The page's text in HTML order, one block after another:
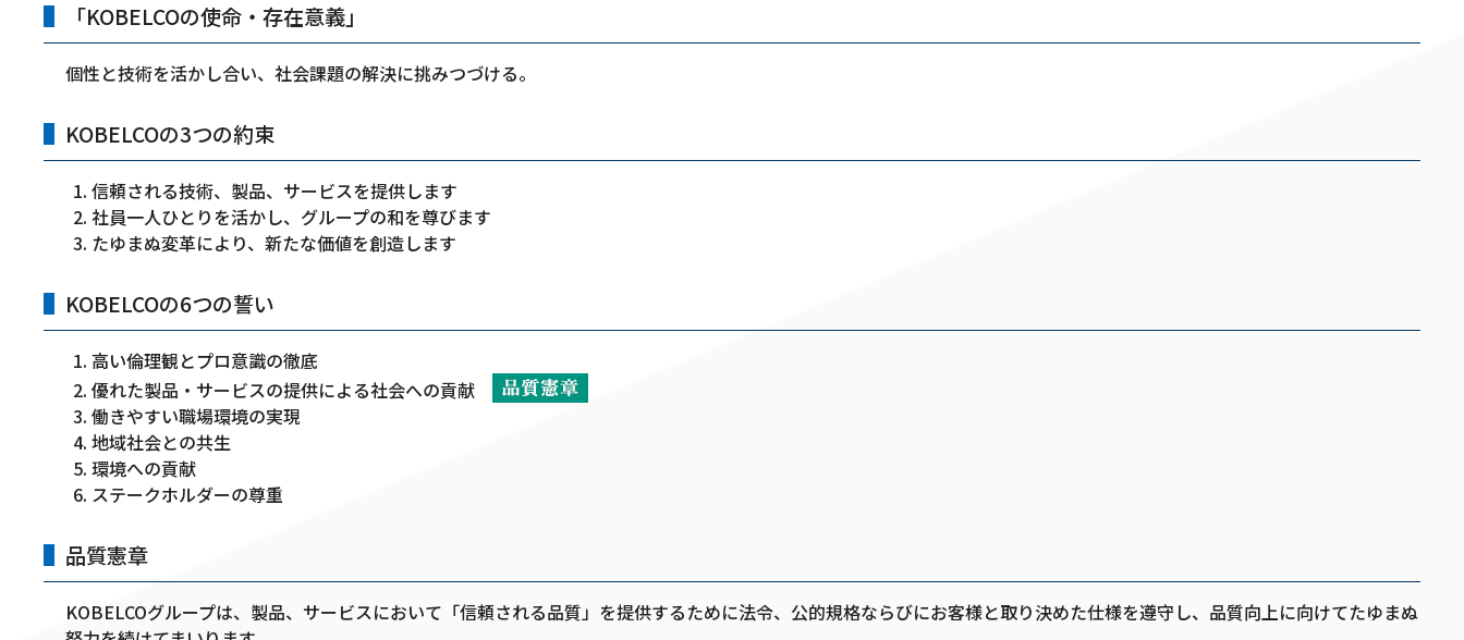
「KOBELCOの使命・存在意義」
個性と技術を活かし合い、社会課題の解決に挑みつづける。
KOBELCOの3つの約束
信頼される技術、製品、サービスを提供します
社員一人ひとりを活かし、グループの和を尊びます
たゆまぬ変革により、新たな価値を創造します
KOBELCOの6つの誓い
高い倫理観とプロ意識の徹底
優れた製品・サービスの提供による社会への貢献
働きやすい職場環境の実現
地域社会との共生
環境への貢献
ステークホルダーの尊重
品質憲章
KOBELCOグループは、製品、サービスにおいて「信頼される品質」を提供するために法令、公的規格ならびにお客様と取り決めた仕様を遵守し、品質向上に向けてたゆまぬ